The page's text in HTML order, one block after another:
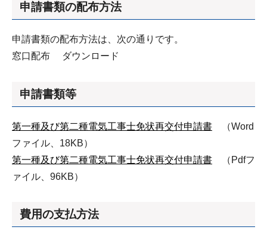
申請書類の配布方法
申請書類の配布方法は、次の通りです。
窓口配布 ダウンロード
申請書類等
第一種及び第二種電気工事士免状再交付申請書 （Word
ファイル、18KB）
第一種及び第二種電気工事士免状再交付申請書 （Pdfフ
ァイル、96KB）
費用の支払方法